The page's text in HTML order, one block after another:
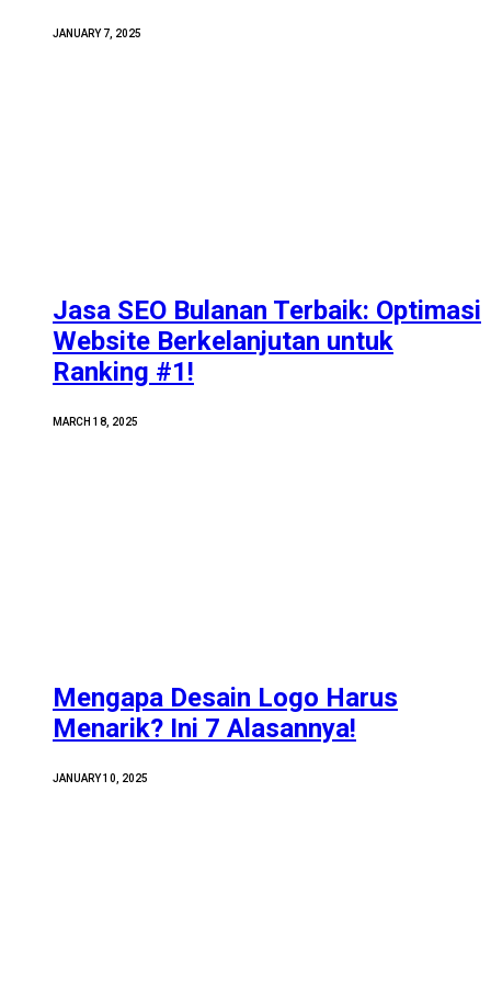
JANUARY 7, 2025
Jasa SEO Bulanan Terbaik: Optimasi
Website Berkelanjutan untuk
Ranking #1!
MARCH 18, 2025
Mengapa Desain Logo Harus
Menarik? Ini 7 Alasannya!
JANUARY 10, 2025